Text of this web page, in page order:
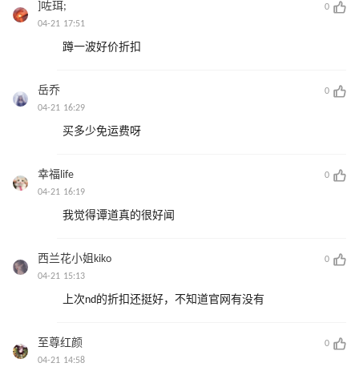
]咗珥;
0
04-21 17:51
蹲一波好价折扣
岳乔
0
04-21 16:29
买多少免运费呀
幸福life
0
04-21 16:19
我觉得谭道真的很好闻
西兰花小姐kiko
0
04-21 15:13
上次nd的折扣还挺好，不知道官网有没有
至尊红颜
0
04-21 14:58